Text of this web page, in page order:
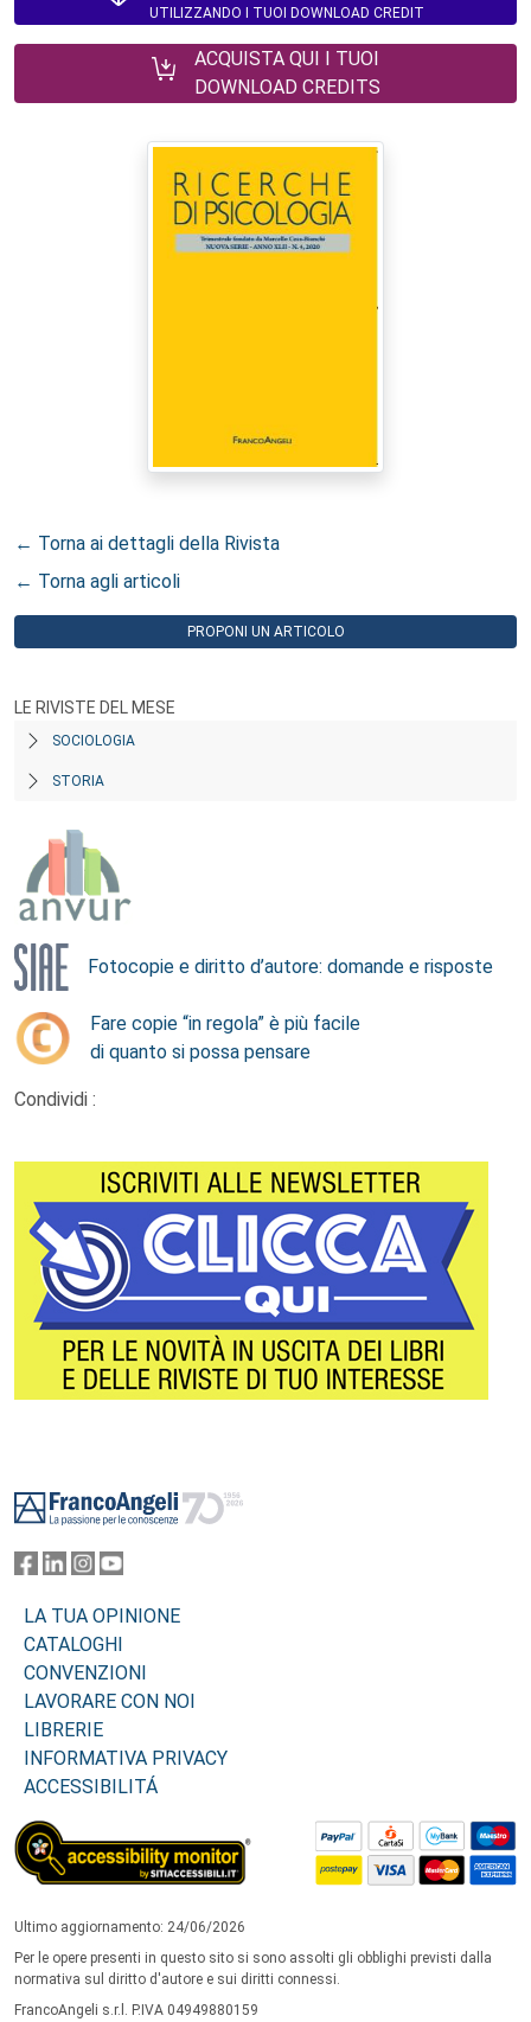
UTILIZZANDO I TUOI DOWNLOAD CREDIT
ACQUISTA QUI I TUOI
DOWNLOAD CREDITS
← Torna ai dettagli della Rivista
← Torna agli articoli
PROPONI UN ARTICOLO
LE RIVISTE DEL MESE
SOCIOLOGIA
STORIA
Fotocopie e diritto d’autore: domande e risposte
Fare copie “in regola” è più facile
di quanto si possa pensare
Condividi :
LA TUA OPINIONE
CATALOGHI
CONVENZIONI
LAVORARE CON NOI
LIBRERIE
INFORMATIVA PRIVACY
ACCESSIBILITÁ
Ultimo aggiornamento: 24/06/2026
Per le opere presenti in questo sito si sono assolti gli obblighi previsti dalla
normativa sul diritto d'autore e sui diritti connessi.
FrancoAngeli s.r.l. P.IVA 04949880159